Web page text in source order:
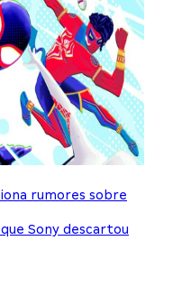
rumores sobre
Sony descartou